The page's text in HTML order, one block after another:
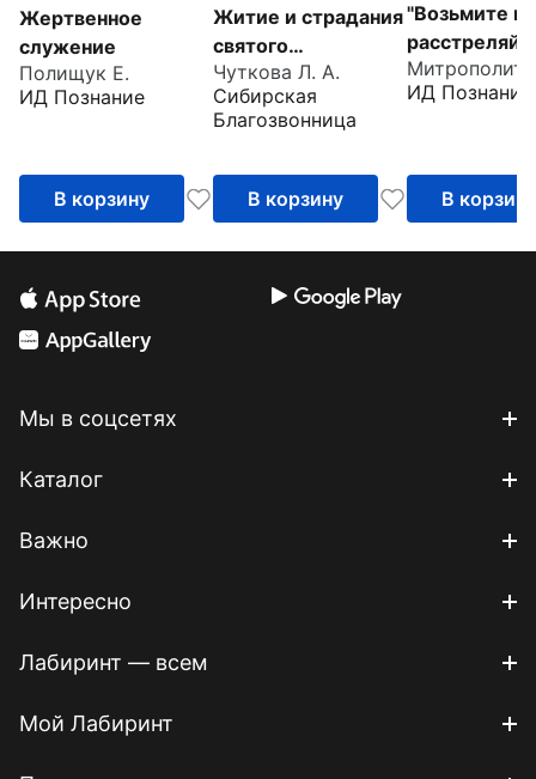
Жертвенное
служение
Полищук Е.
ИД Познание
В корзину
Житие и страдания
святого
великомученика
Евстафия Плакиды
Чуткова Л. А.
Сибирская
Благозвонница
В корзину
"Возьмите
Гаврииле
ИД Познание
В корзину
Мы в соцсетях
Каталог
Важно
Интересно
Лабиринт — всем
Мой Лабиринт